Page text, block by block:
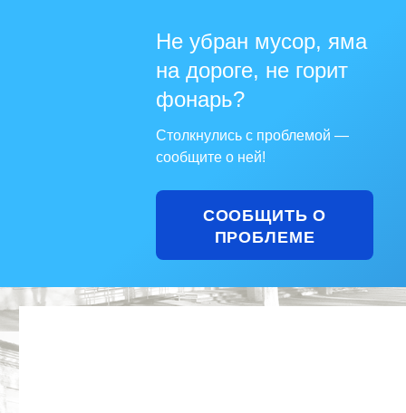
Не убран мусор, яма
на дороге, не горит
фонарь?
Столкнулись с проблемой —
сообщите о ней!
СООБЩИТЬ О
ПРОБЛЕМЕ